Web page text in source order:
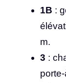
1B :
m.
3 :